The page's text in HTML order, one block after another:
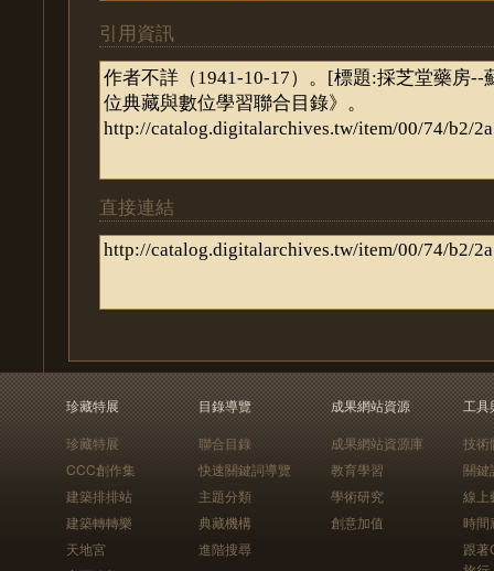
引用資訊
直接連結
珍藏特展
珍藏特展
CCC創作集
建築排排站
建築轉轉樂
天地宮
目錄導覽
聯合目錄
快速關鍵詞導覽
主題分類
典藏機構
進階搜尋
成果網站資源
成果網站資源庫
教育學習
學術研究
創意加值
工具
技術
關鍵
線上
時間
跟